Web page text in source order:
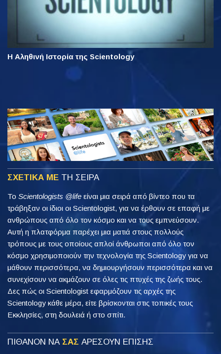
Η Αληθινή Ιστορία της Scientology
ΣΧΕΤΙΚΑ ΜΕ ΤΗ ΣΕΙΡΑ
Το Scientologists @life είναι μια σειρά από βίντεο που τα
τράβηξαν οι ίδιοι οι Scientologist, για να έρθουν σε επαφή με
ανθρώπους από όλο τον κόσμο και να τους εμπνεύσουν.
Αυτή η πλατφόρμα παρέχει μια ματιά στους πολλούς
τρόπους με τους οποίους απλοί άνθρωποι από όλο τον
κόσμο χρησιμοποιούν την τεχνολογία της Scientology για να
μάθουν περισσότερα, να δημιουργήσουν περισσότερα και να
συνεχίσουν να ακμάζουν σε όλες τις πτυχές της ζωής τους.
Δες πώς οι Scientologist εφαρμόζουν τις αρχές της
Scientology κάθε μέρα, είτε βρίσκονται στις τοπικές τους
Εκκλησίες, στη δουλειά ή στο σπίτι.
ΠΙΘΑΝΟΝ ΝΑ ΣΑΣ ΑΡΕΣΟΥΝ ΕΠΙΣΗΣ